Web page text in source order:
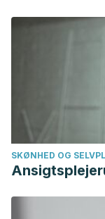
SKØNHED OG